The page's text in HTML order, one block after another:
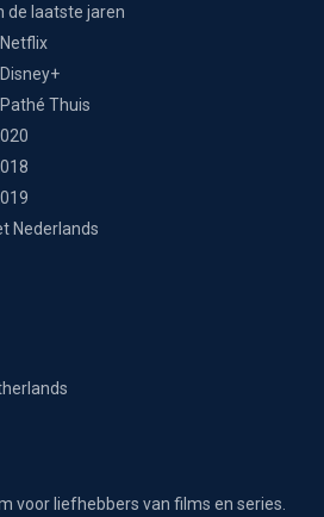
de laatste jaren
Thuis
Nederlands
voor liefhebbers van films en series.